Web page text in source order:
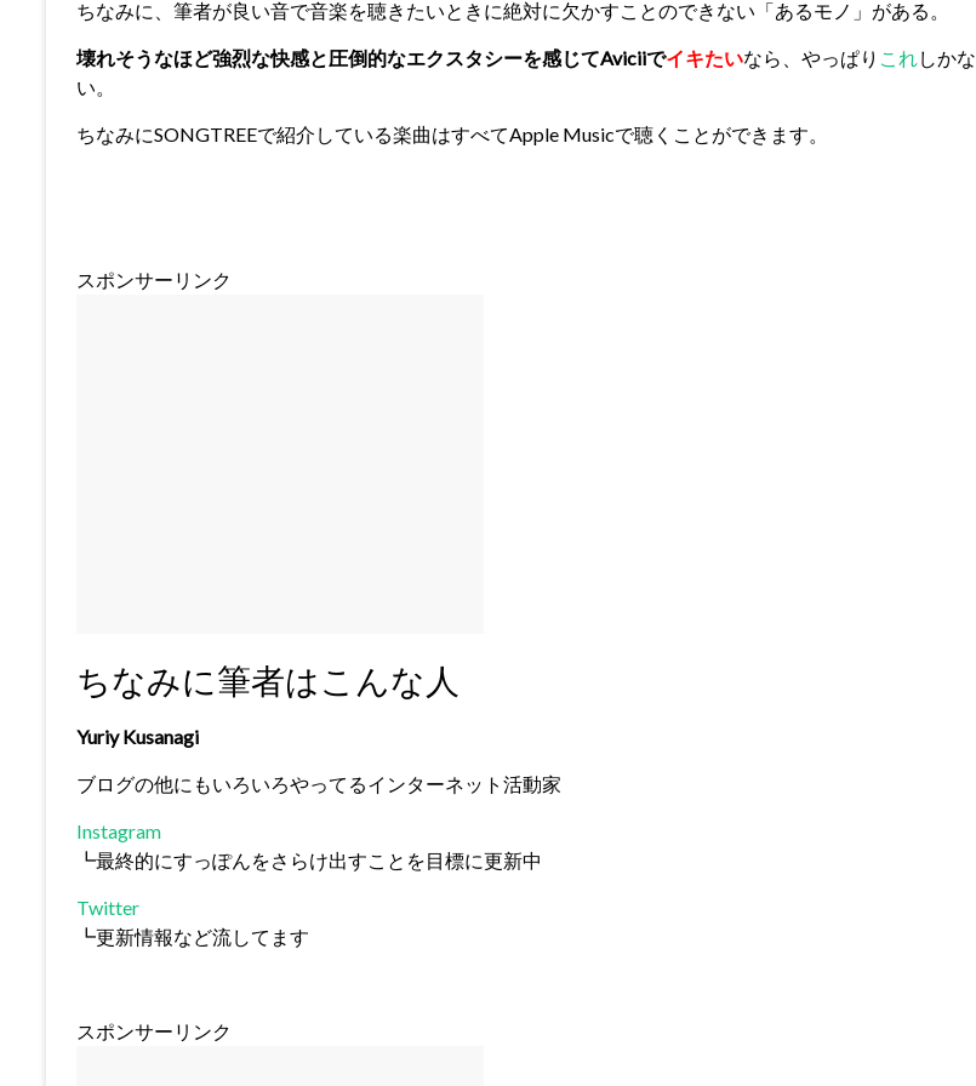
ちなみに、筆者が良い音で音楽を聴きたいときに絶対に欠かすことのできない「あるモノ」がある。
壊れそうなほど強烈な快感と圧倒的なエクスタシーを感じてAviciiでイキたいなら、 やっぱり これしかな
い。
ちなみにSONGTREEで紹介している楽曲はすべてApple Musicで聴くことができます。
スポンサーリンク
ちなみに筆者はこんな人
Yuriy Kusanagi
ブログの他にもいろいろやってるインターネット活動家
Instagram
┗最終的にすっぽんをさらけ出すことを目標に更新中
Twitter
┗更新情報など流してます
スポンサーリンク